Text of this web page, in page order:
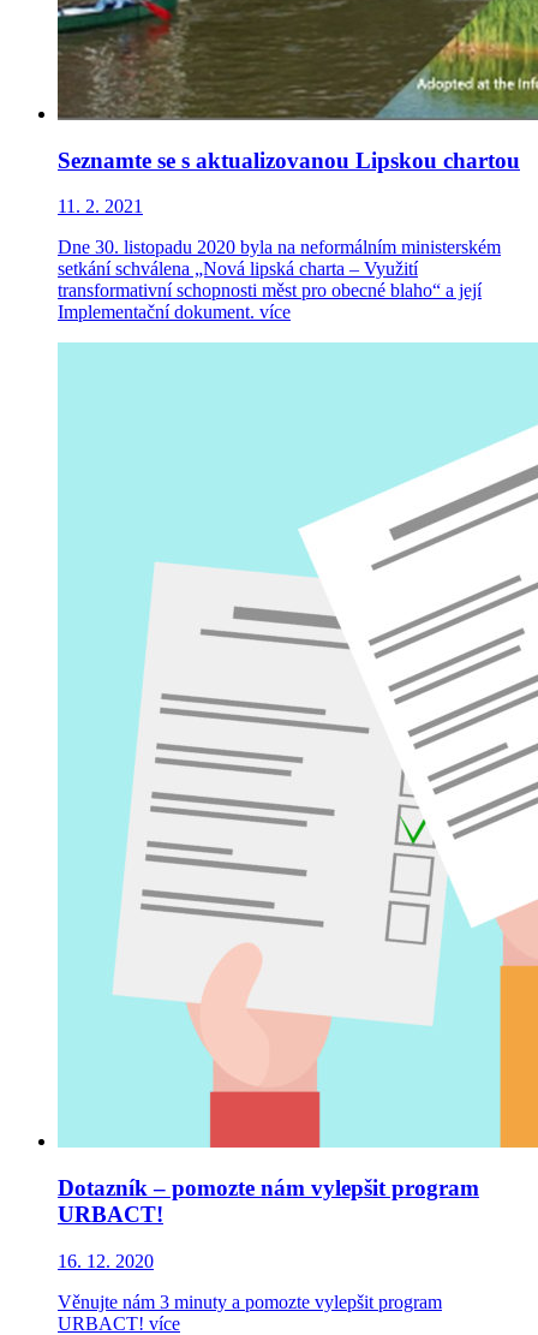
Seznamte se s aktualizovanou Lipskou chartou
11. 2. 2021
Dne 30. listopadu 2020 byla na neformálním ministerském
setkání schválena „Nová lipská charta – Využití
transformativní schopnosti měst pro obecné blaho“ a její
Implementační dokument. více
Dotazník – pomozte nám vylepšit program
URBACT!
16. 12. 2020
Věnujte nám 3 minuty a pomozte vylepšit program
URBACT! více